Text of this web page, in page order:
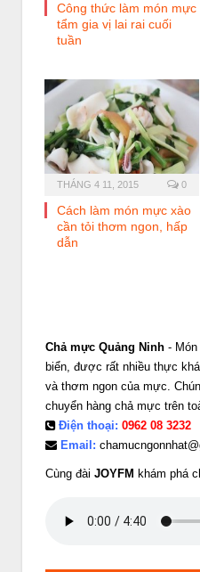
Công thức làm món mực
tẩm gia vị lai rai cuối
tuần
THÁNG 4 11, 2015 0
Cách làm món mực xào
cần tỏi thơm ngon, hấp
dẫn
Chả mực Quảng Ninh -
biển, được rất nhiều thực
và thơm ngon của mực.
chuyển hàng chả mực trên
Điện thoại: 0962 08 3232
Email:
Cùng đài JOYFM khám phá